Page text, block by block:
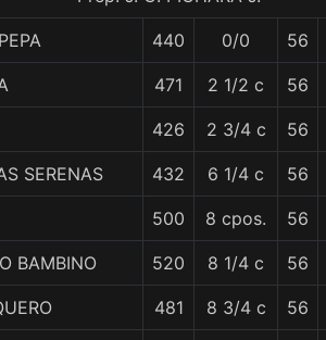
440 0/0 56
471 2 1/2 c 56
426 2 3/4 c 56
SERENAS 432 6 1/4 c 56
500 8 cpos. 56
BAMBINO 520 8 1/4 c 56
481 8 3/4 c 56